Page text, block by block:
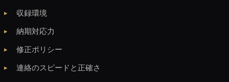
収録環境
納期対応力
修正ポリシー
連絡のスピードと正確さ